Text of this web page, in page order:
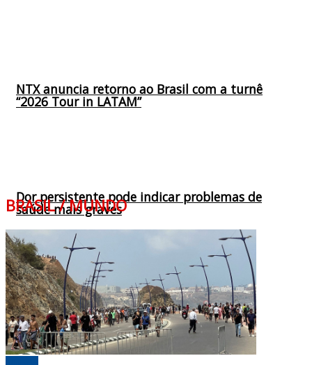
NTX anuncia retorno ao Brasil com a turnê
“2026 Tour in LATAM”
Dor persistente pode indicar problemas de
saúde mais graves
BRASIL / MUNDO